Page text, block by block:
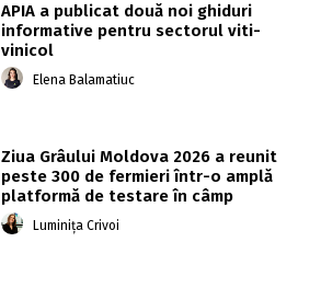
APIA a publicat două noi ghiduri
informative pentru sectorul viti-
vinicol
Elena Balamatiuc
Ziua Grâului Moldova 2026 a reunit
peste 300 de fermieri într-o amplă
platformă de testare în câmp
Luminița Crivoi